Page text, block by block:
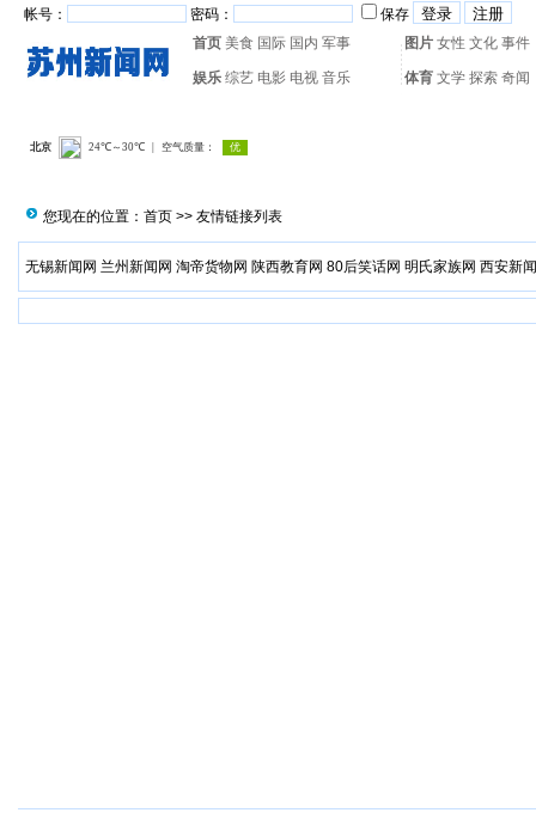
帐号： 密码：
保存
首页 美食 国际 国内 军事 图片 女性 文化 事件
娱乐 综艺 电影 电视 音乐 体育 文学 探索 奇闻
您现在的位置： 首页 >> 友情链接列表
无锡新闻网 兰州新闻网 淘帝货物网 陕西教育网 80后笑话网 明氏家族网 西安新